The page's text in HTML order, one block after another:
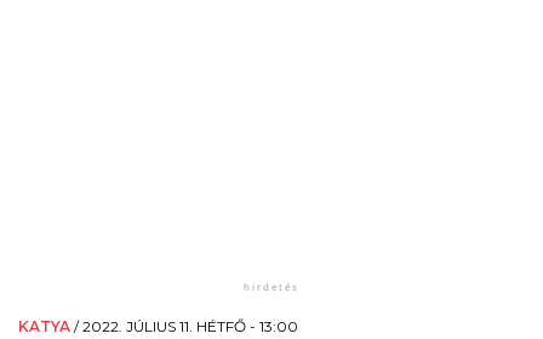
KATYA /2022. JÚLIUS 11. HÉTFŐ - 13:00